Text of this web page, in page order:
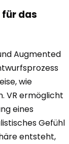
das
Augmented
wie
VR ermöglicht
eines
Gefühl
entsteht,